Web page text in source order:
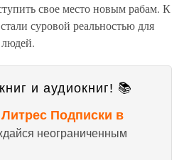
свое место новым рабам. К
суровой реальностью для
и аудиокниг! 📚
Подписки в
неограниченным